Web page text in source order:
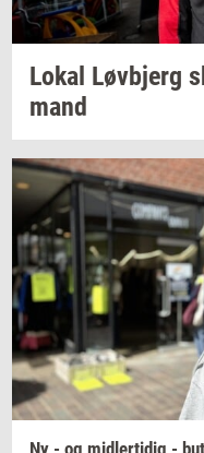
Lokal Løvb­jerg
mand